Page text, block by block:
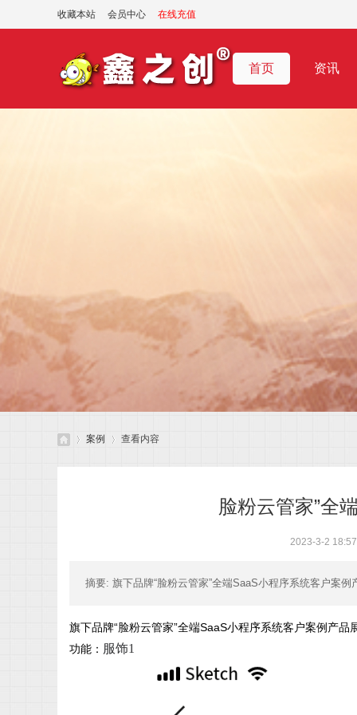
收藏本站 会员中心 在线充值
首页 资讯
案例 查看内容
脸粉云管家”全
2023-3-2 18:57
摘要: 旗下品牌“脸粉云管家”全端SaaS小程序系统客户案
旗下品牌“脸粉云管家”全端SaaS小程序系统客户案例产品
功能： 服饰1